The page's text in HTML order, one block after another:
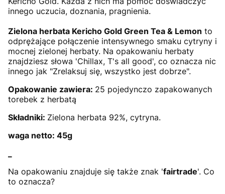
innego uczucia, doznania, pragnienia.
Zielona herbata Kericho Gold Green Tea & Lemon to
odprężające połączenie intensywnego smaku cytryny i
mocnej zielonej herbaty. Na opakowaniu herbaty
znajdziesz słowa 'Chillax, T's all good', co oznacza nic
innego jak "Zrelaksuj się, wszystko jest dobrze".
Opakowanie zawiera: 25 pojedynczo zapakowanych
torebek z herbatą
Składniki: Zielona herbata 92%, cytryna.
waga netto: 45g
Na opakowaniu znajduje się także znak 'fairtrade'. Co
to oznacza?